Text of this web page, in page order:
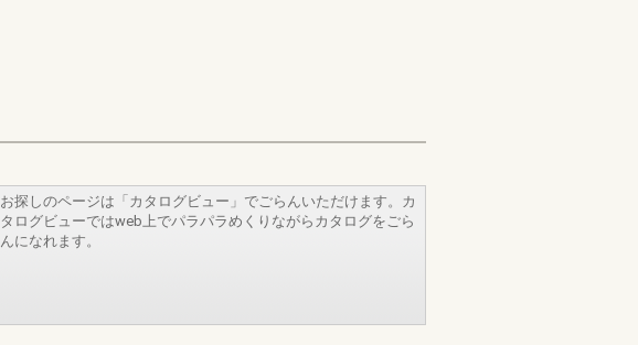
お探しのページは「カタログビュー」でごらんいただけます。カ
タログビューではweb上でパラパラめくりながらカタログをごら
んになれます。